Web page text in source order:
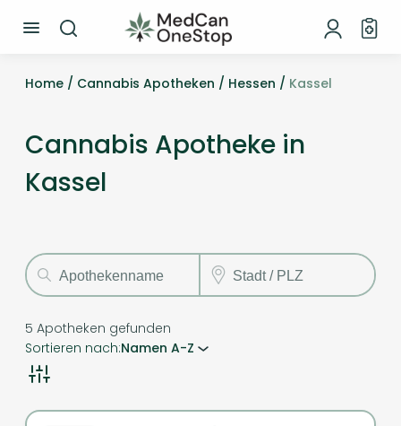
Home / Cannabis Apotheken / Hessen / Kassel
Cannabis Apotheke in
Kassel
5 Apotheken gefunden
Sortieren nach:Namen A-Z